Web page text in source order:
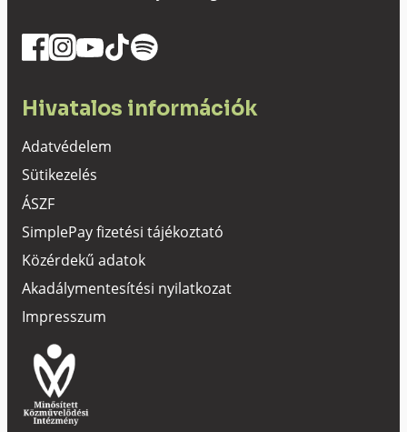
Hivatalos információk
Adatvédelem
Sütikezelés
ÁSZF
SimplePay fizetési tájékoztató
Közérdekű adatok
Akadálymentesítési nyilatkozat
Impresszum